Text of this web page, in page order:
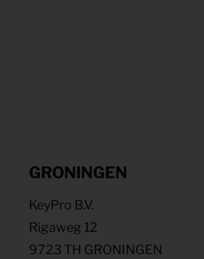
GRONINGEN
KeyPro B.V.
Rigaweg 12
9723 TH GRONINGEN